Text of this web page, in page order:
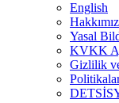
English
Yasal
KVKK
Gizlilik
DETSİS